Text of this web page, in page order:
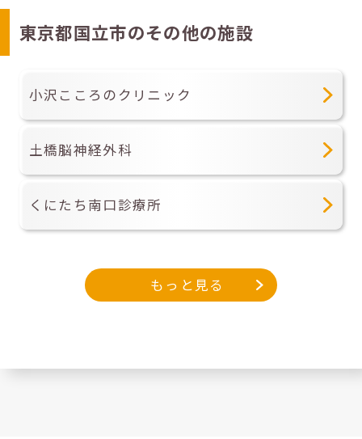
東京都国立市のその他の施設
小沢こころのクリニック
土橋脳神経外科
くにたち南口診療所
もっと見る